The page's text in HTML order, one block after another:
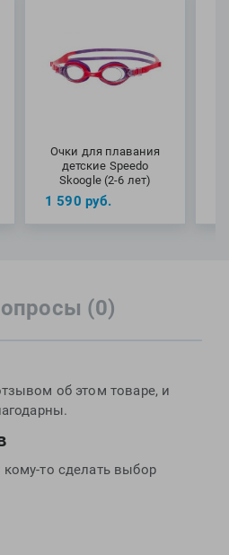
Очки для плавания
детские Speedo
Skoogle (2-6 лет)
1 590 руб.
(0)
об этом товаре, и
то сделать выбор